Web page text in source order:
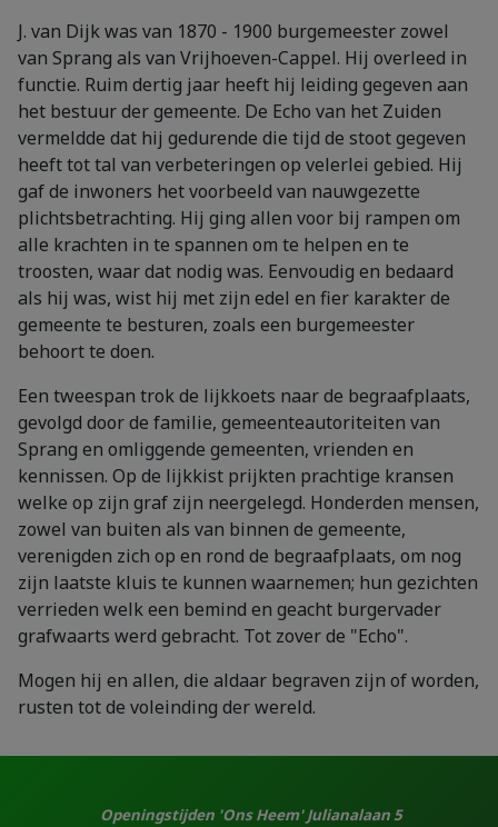
J. van Dijk was van 1870 - 1900 burgemeester zowel
van Sprang als van Vrijhoeven-Cappel. Hij overleed in
functie. Ruim dertig jaar heeft hij leiding gegeven aan
het bestuur der gemeente. De Echo van het Zuiden
vermeldde dat hij gedurende die tijd de stoot gegeven
heeft tot tal van verbeteringen op velerlei gebied. Hij
gaf de inwoners het voorbeeld van nauwgezette
plichtsbetrachting. Hij ging allen voor bij rampen om
alle krachten in te spannen om te helpen en te
troosten, waar dat nodig was. Eenvoudig en bedaard
als hij was, wist hij met zijn edel en fier karakter de
gemeente te besturen, zoals een burgemeester
behoort te doen.
Een tweespan trok de lijkkoets naar de begraafplaats,
gevolgd door de familie, gemeenteautoriteiten van
Sprang en omliggende gemeenten, vrienden en
kennissen. Op de lijkkist prijkten prachtige kransen
welke op zijn graf zijn neergelegd. Honderden mensen,
zowel van buiten als van binnen de gemeente,
verenigden zich op en rond de begraafplaats, om nog
zijn laatste kluis te kunnen waarnemen; hun gezichten
verrieden welk een bemind en geacht burgervader
grafwaarts werd gebracht. Tot zover de "Echo".
Mogen hij en allen, die aldaar begraven zijn of worden,
rusten tot de voleinding der wereld.
Openingstijden 'Ons Heem' Julianalaan 5